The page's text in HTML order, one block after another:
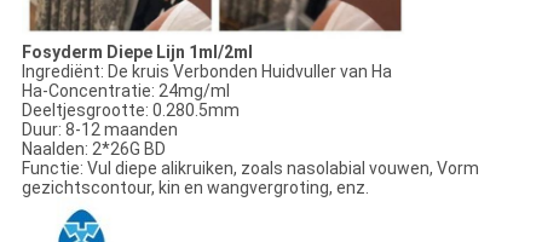
Fosyderm Diepe Lijn 1ml/2ml
Ingrediënt: De kruis Verbonden Huidvuller van Ha
Ha-Concentratie: 24mg/ml
Deeltjesgrootte: 0.280.5mm
Duur: 8-12 maanden
Naalden: 2*26G BD
Functie: Vul diepe alikruiken, zoals nasolabial vouwen, Vorm
gezichtscontour, kin en wangvergroting, enz.